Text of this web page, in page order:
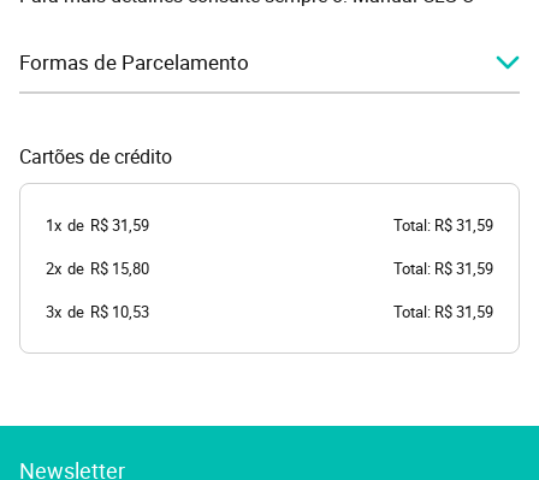
Formas de Parcelamento
Cartões de crédito
1x de R$ 31,59
Total: R$ 31,59
2x de R$ 15,80
Total: R$ 31,59
3x de R$ 10,53 Total: R$ 31,59
Newsletter